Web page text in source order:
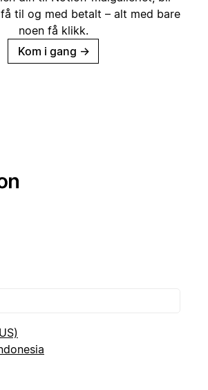
til og med betalt – alt med bare
noen få klikk.
Kom i gang →